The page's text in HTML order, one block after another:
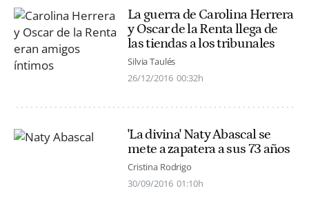
La guerra de Carolina Herrera
y Oscar de la Renta llega de
las tiendas a los tribunales
Silvia Taulés
26/12/2016 00:32h
'La divina' Naty Abascal se
mete a zapatera a sus 73 años
Cristina Rodrigo
30/09/2016 01:10h